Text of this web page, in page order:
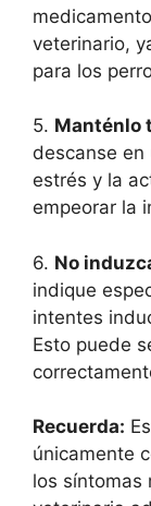
veterinario,
para los
5. Manténlo
descanse
estrés y la
empeorar la
6. No
indique
intentes
Esto puede
Recuerda:
únicamente
los síntomas